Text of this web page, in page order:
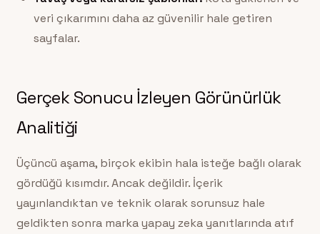
veri çıkarımını daha az güvenilir hale getiren
sayfalar.
Gerçek Sonucu İzleyen Görünürlük
Analitiği
Üçüncü aşama, birçok ekibin hala isteğe bağlı olarak
gördüğü kısımdır. Ancak değildir. İçerik
yayınlandıktan ve teknik olarak sorunsuz hale
geldikten sonra marka yapay zeka yanıtlarında atıf